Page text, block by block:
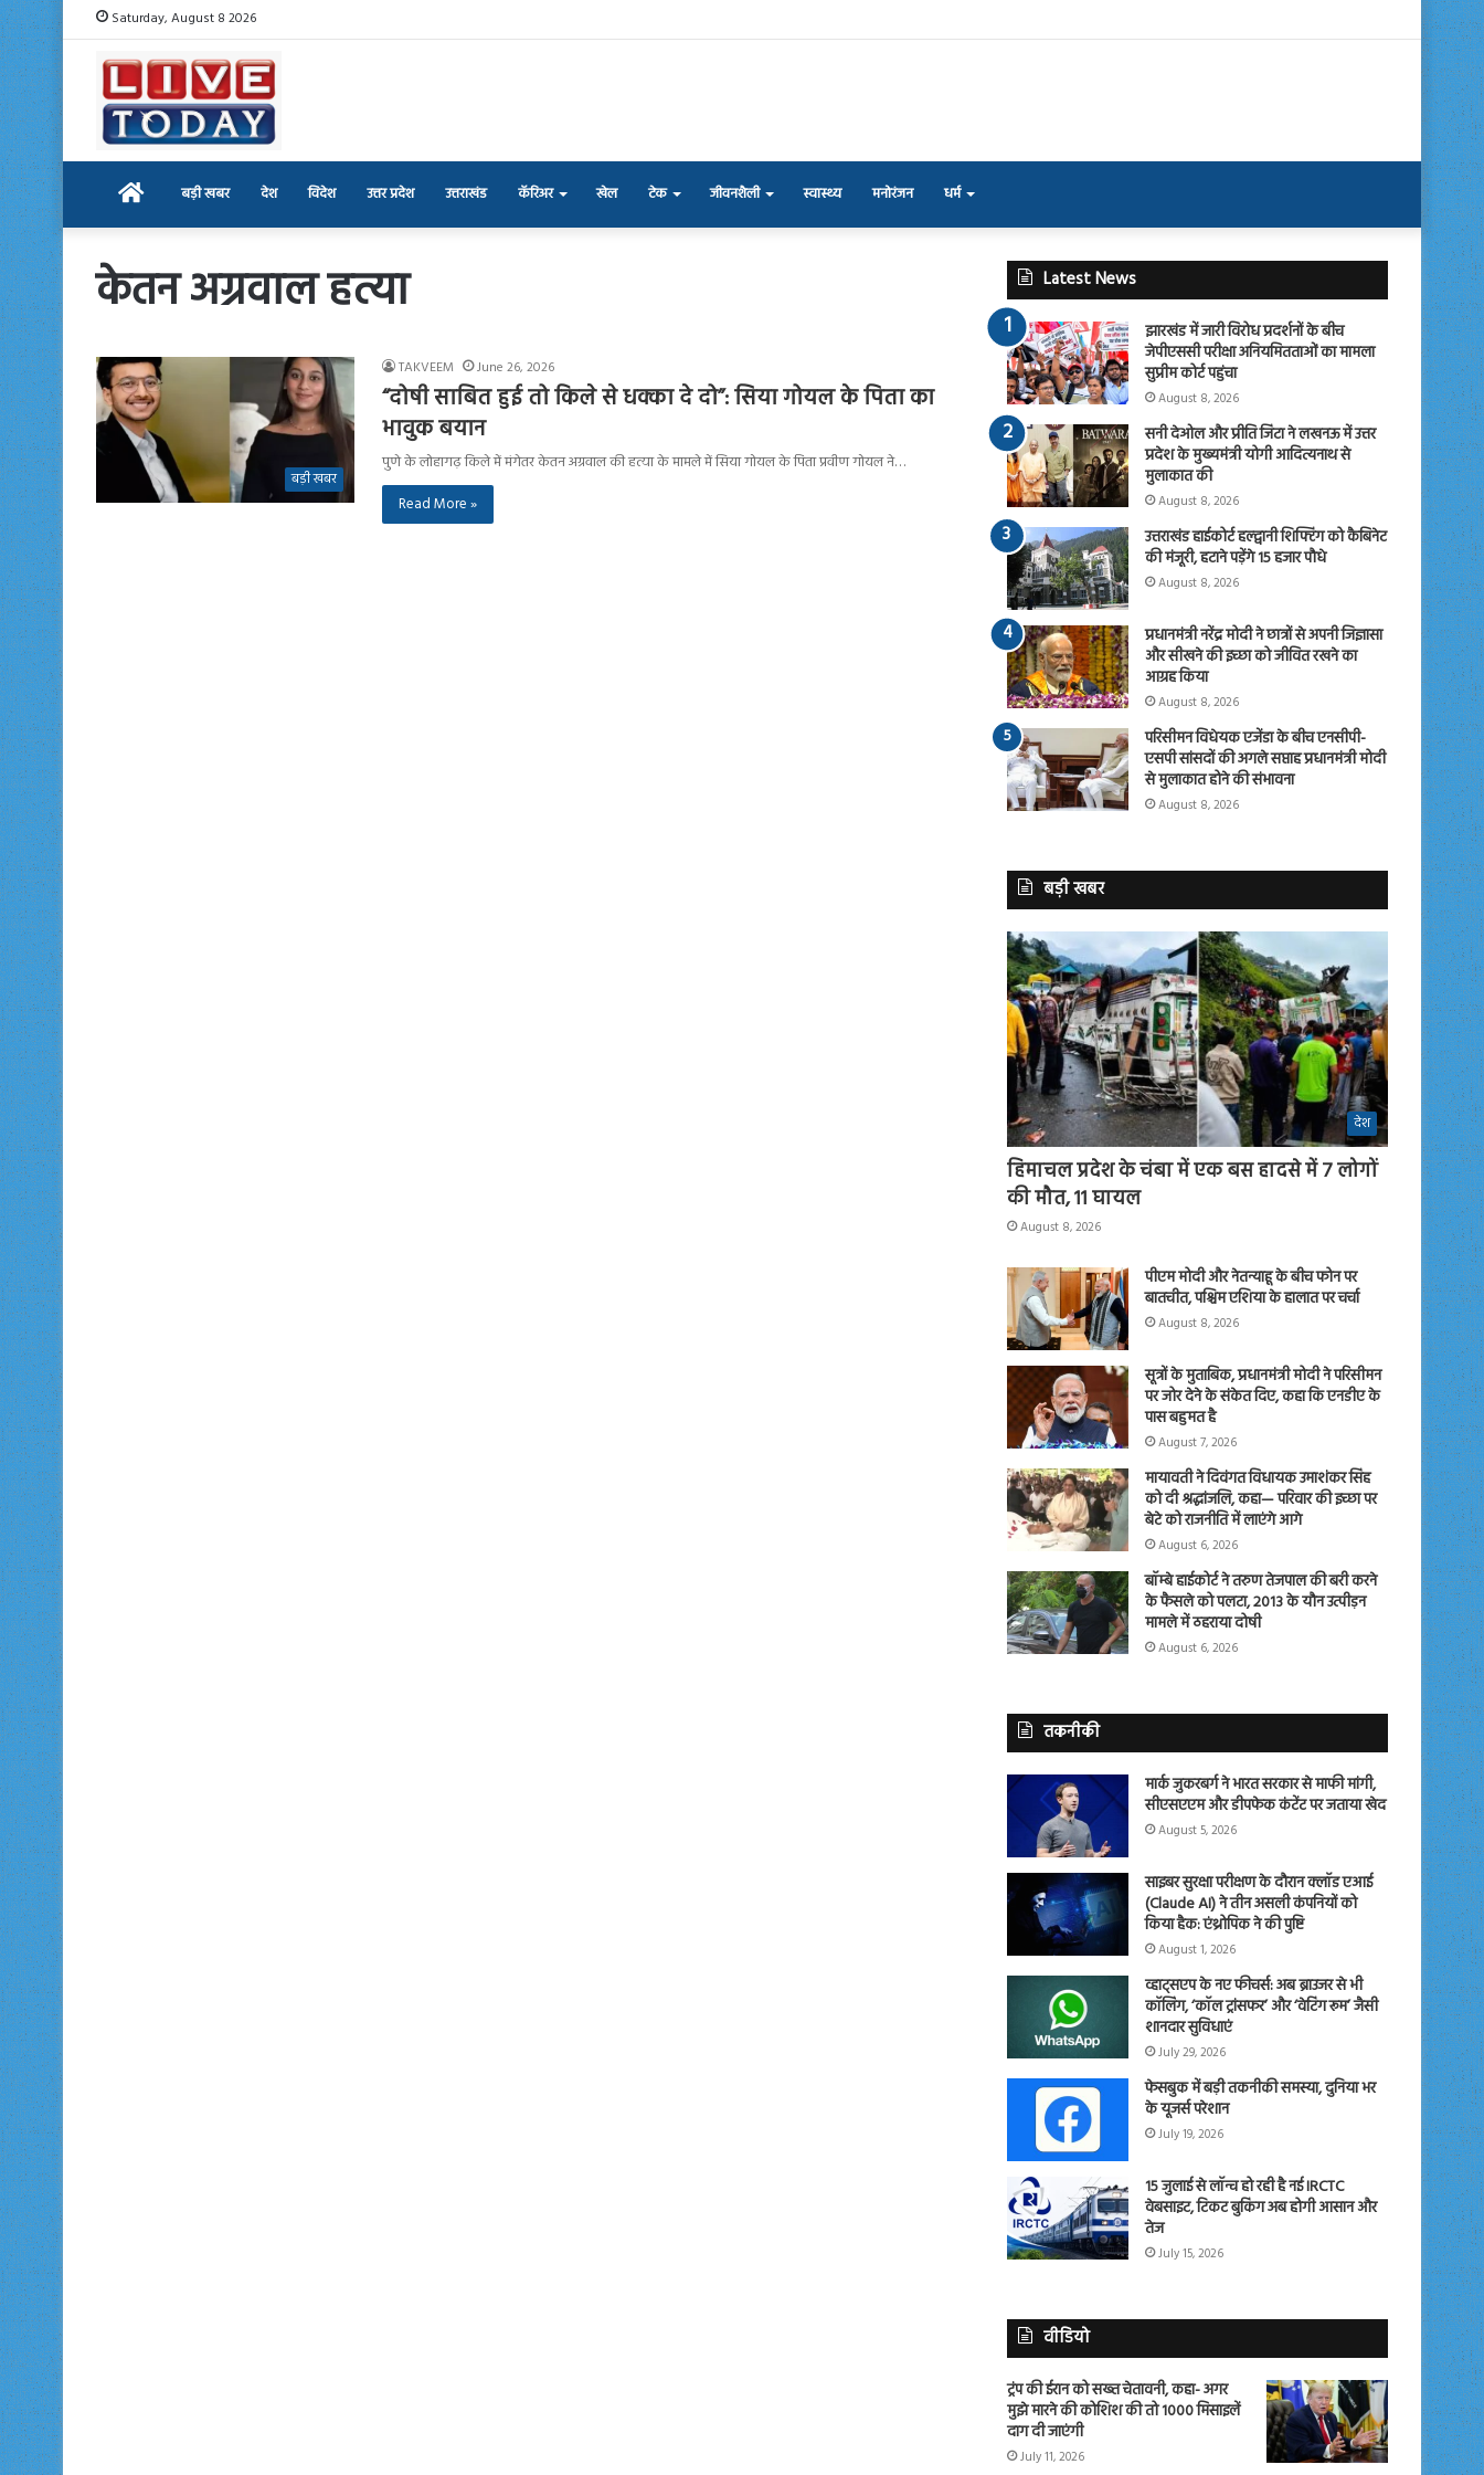
Saturday, August 8 2026
Home बड़ी खबर देश विदेश उत्तर प्रदेश उत्तराखंड कॅरिअर खेल टेक जीवनशैली स्वास्थ्य मनोरंजन धर्म
केतन अग्रवाल हत्या
बड़ी खबर
TAKVEEM June 26, 2026
“दोषी साबित हुई तो किले से धक्का दे दो”: सिया गोयल के पिता का
भावुक बयान
पुणे के लोहागढ़ किले में मंगेतर केतन अग्रवाल की हत्या के मामले में सिया गोयल के पिता प्रवीण गोयल ने…
Read More »
Latest News
झारखंड में जारी विरोध प्रदर्शनों के बीच
जेपीएससी परीक्षा अनियमितताओं का मामला
सुप्रीम कोर्ट पहुंचा
August 8, 2026
सनी देओल और प्रीति जिंटा ने लखनऊ में उत्तर
प्रदेश के मुख्यमंत्री योगी आदित्यनाथ से
मुलाकात की
August 8, 2026
उत्तराखंड हाईकोर्ट हल्द्वानी शिफ्टिंग को कैबिनेट
की मंजूरी, हटाने पड़ेंगे 15 हजार पौधे
August 8, 2026
प्रधानमंत्री नरेंद्र मोदी ने छात्रों से अपनी जिज्ञासा
और सीखने की इच्छा को जीवित रखने का
आग्रह किया
August 8, 2026
परिसीमन विधेयक एजेंडा के बीच एनसीपी-
एसपी सांसदों की अगले सप्ताह प्रधानमंत्री मोदी
से मुलाकात होने की संभावना
August 8, 2026
बड़ी खबर
देश
हिमाचल प्रदेश के चंबा में एक बस हादसे में 7 लोगों
की मौत, 11 घायल
August 8, 2026
पीएम मोदी और नेतन्याहू के बीच फोन पर
बातचीत, पश्चिम एशिया के हालात पर चर्चा
August 8, 2026
सूत्रों के मुताबिक, प्रधानमंत्री मोदी ने परिसीमन
पर जोर देने के संकेत दिए, कहा कि एनडीए के
पास बहुमत है
August 7, 2026
मायावती ने दिवंगत विधायक उमाशंकर सिंह
को दी श्रद्धांजलि, कहा— परिवार की इच्छा पर
बेटे को राजनीति में लाएंगे आगे
August 6, 2026
बॉम्बे हाईकोर्ट ने तरुण तेजपाल की बरी करने
के फैसले को पलटा, 2013 के यौन उत्पीड़न
मामले में ठहराया दोषी
August 6, 2026
तकनीकी
मार्क जुकरबर्ग ने भारत सरकार से माफी मांगी,
सीएसएएम और डीपफेक कंटेंट पर जताया खेद
August 5, 2026
साइबर सुरक्षा परीक्षण के दौरान क्लॉड एआई
(Claude AI) ने तीन असली कंपनियों को
किया हैक: एंथ्रोपिक ने की पुष्टि
August 1, 2026
व्हाट्सएप के नए फीचर्स: अब ब्राउजर से भी
कॉलिंग, ‘कॉल ट्रांसफर’ और ‘वेटिंग रूम’ जैसी
शानदार सुविधाएं
July 29, 2026
फेसबुक में बड़ी तकनीकी समस्या, दुनिया भर
के यूजर्स परेशान
July 19, 2026
15 जुलाई से लॉन्च हो रही है नई IRCTC
वेबसाइट, टिकट बुकिंग अब होगी आसान और
तेज
July 15, 2026
वीडियो
ट्रंप की ईरान को सख्त चेतावनी, कहा- अगर
मुझे मारने की कोशिश की तो 1000 मिसाइलें
दाग दी जाएंगी
July 11, 2026